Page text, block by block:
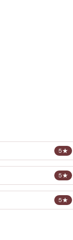
5★
5★
5★